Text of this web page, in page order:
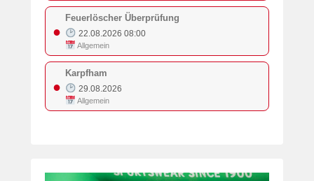
●
Feuerlöscher Überprüfung
22.08.2026 08:00
Allgemein
●
Karpfham
29.08.2026
Allgemein